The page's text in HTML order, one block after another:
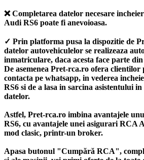
❌ Completarea datelor necesare
Audi RS6 poate fi anevoioasa.
✓ Prin platforma pusa la dispozitie de
datelor autovehiculelor se realizeaza
inmatriculare, daca acesta face parte
De asemenea Pret-rca.ro ofera clientilor
contacta pe whatsapp, in vederea
RS6 si de a lasa in sarcina asistentului
datelor.
Astfel, Pret-rca.ro imbina avantajele
RS6, cu avantajele unei asigurari RCA
mod clasic, printr-un broker.
Apasa butonul "Cumpără RCA",